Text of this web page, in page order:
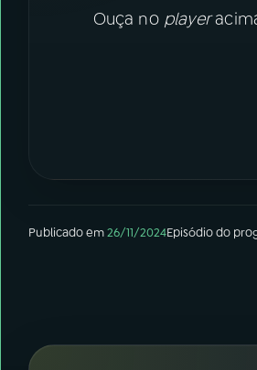
Instagram X
Ouça noplayer
Publicado em26/11/2024Episódiodo